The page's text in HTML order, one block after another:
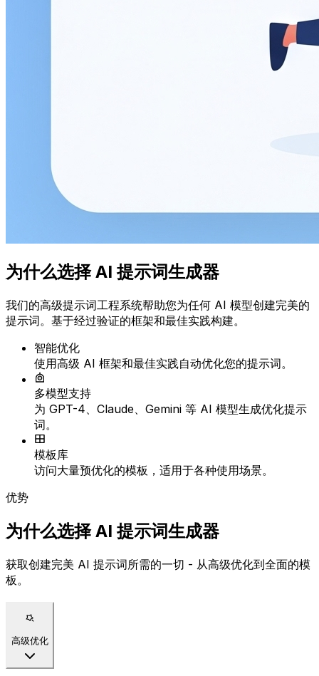
为什么选择 AI 提示词生成器
我们的高级提示词工程系统帮助您为任何 AI 模型创建完美的
提示词。基于经过验证的框架和最佳实践构建。
智能优化
使用高级 AI 框架和最佳实践自动优化您的提示词。
多模型支持
为 GPT-4、Claude、Gemini 等 AI 模型生成优化提示
词。
模板库
访问大量预优化的模板，适用于各种使用场景。
优势
为什么选择 AI 提示词生成器
获取创建完美 AI 提示词所需的一切 - 从高级优化到全面的模
板。
高级优化